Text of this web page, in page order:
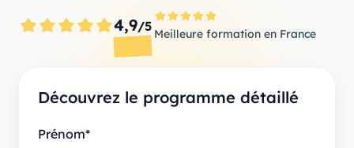
4,9/5 Meilleure formation en France
Découvrez le programme détaillé
Prénom*